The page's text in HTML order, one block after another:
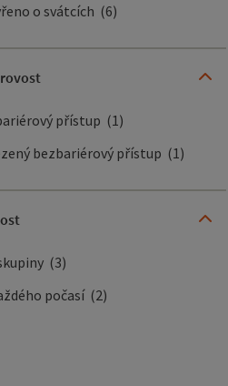
o svátcích (6)
přístup (1)
bezbariérový přístup (1)
(3)
počasí (2)